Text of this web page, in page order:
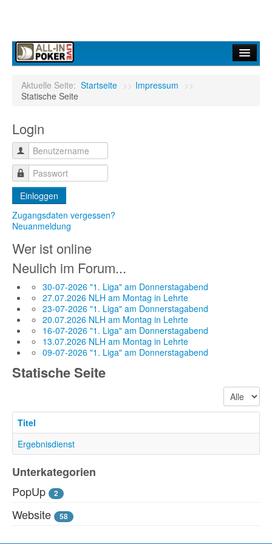
Forum
Infos
Turniere
Ergebnisdienst
Community
Aktuelle Seite: Startseite >> Impressum >>
Statische Seite
Login
Einloggen
Zugangsdaten vergessen?
Neuanmeldung
Wer ist online
Neulich im Forum...
30-07-2026 "1. Liga" am Donnerstagabend
27.07.2026 NLH am Montag in Lehrte
23-07-2026 "1. Liga" am Donnerstagabend
20.07.2026 NLH am Montag in Lehrte
16-07-2026 "1. Liga" am Donnerstagabend
13.07.2026 NLH am Montag in Lehrte
09-07-2026 "1. Liga" am Donnerstagabend
Statische Seite
Anzeige #
Titel
Ergebnisdienst
Unterkategorien
PopUp
2
Website 58